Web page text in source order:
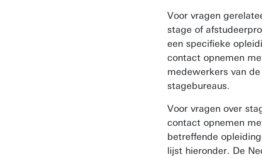
Voor vragen
stage of
een specifieke
contact opnemen
medewerkers van de
stagebureaus.
Voor vragen over
contact opnemen
betreffende
lijst hieronder. De